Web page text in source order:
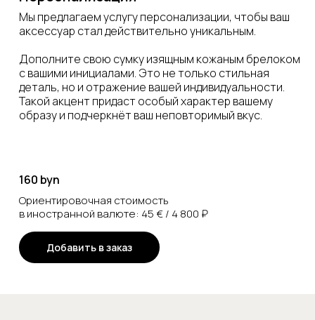
Мы предлагаем услугу персонализации, чтобы ваш
аксессуар стал действительно уникальным.
Дополните свою сумку изящным кожаным брелоком
с вашими инициалами. Это не только стильная
деталь, но и отражение вашей индивидуальности.
Такой акцент придаст особый характер вашему
образу и подчеркнёт ваш неповторимый вкус.
Добавить в заказ
160 byn
Ориентировочная стоимость
в иностранной валюте: 45 € / 4 800 ₽